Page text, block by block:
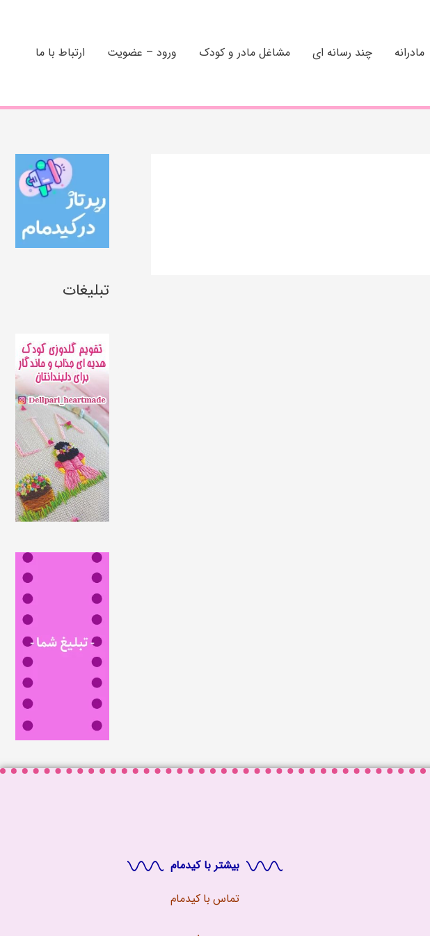
مادرانه چند رسانه ای مشاغل مادر و کودک ورود – عضویت ارتباط با ما
تبلیغات
بیشتر با کیدمام
تماس با کیدمام